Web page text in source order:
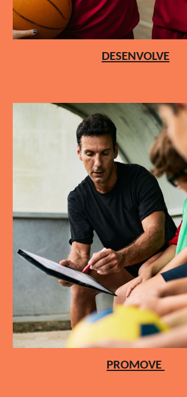
DESENVOLVE
PROMOVE